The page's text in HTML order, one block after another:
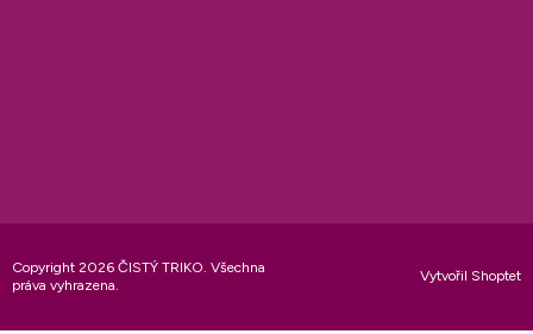
Vytvořil Shoptet
Copyright 2026 ČISTÝ TRIKO . Všechna
práva vyhrazena.